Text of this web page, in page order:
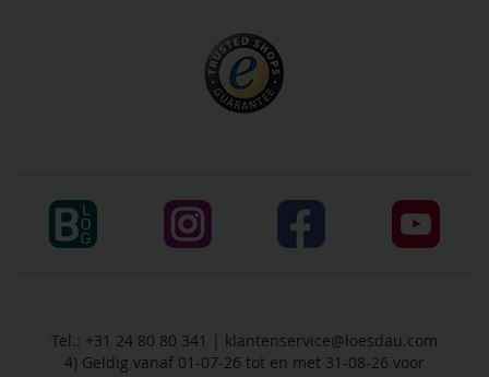
Tel.: +31 24 80 80 341 | klantenservice@loesdau.com
4) Geldig vanaf 01-07-26 tot en met 31-08-26 voor